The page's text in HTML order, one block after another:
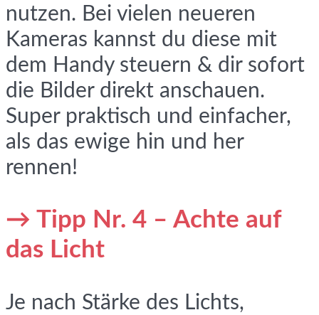
nutzen. Bei vielen neueren
Kameras kannst du diese mit
dem Handy steuern & dir sofort
die Bilder direkt anschauen.
Super praktisch und einfacher,
als das ewige hin und her
rennen!
→ Tipp Nr. 4 – Achte auf
das Licht
Je nach Stärke des Lichts,